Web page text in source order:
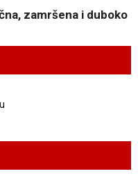
zamršena i duboko